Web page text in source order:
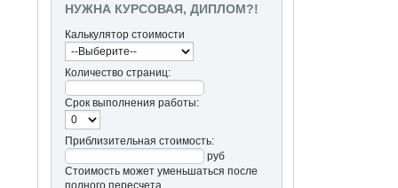
НУЖНА КУРСОВАЯ, ДИПЛОМ?!
Калькулятор стоимости
Количество страниц:
Срок выполнения работы:
Приблизительная стоимость:
руб
Стоимость может уменьшаться после
полного пересчета